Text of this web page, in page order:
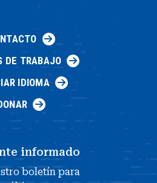
DE TRABAJO
IDIOMA
informado
boletín para